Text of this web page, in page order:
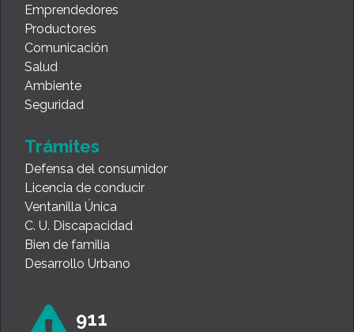
Emprendedores
Productores
Comunicación
Salud
Ambiente
Seguridad
Trámites
Defensa del consumidor
Licencia de conducir
Ventanilla Única
C. U. Discapacidad
Bien de familia
Desarrollo Urbano
911